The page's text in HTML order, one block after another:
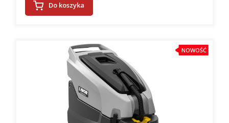
Do koszyka
NOWOŚĆ